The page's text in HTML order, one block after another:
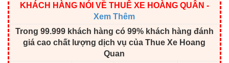
KHÁCH HÀNG NÓI VỀ THUÊ XE HOÀNG QUÂN -
Xem Thêm
Trong 99.999 khách hàng có 99% khách hàng đánh
giá cao chất lượng dịch vụ của Thue Xe Hoang
Quan